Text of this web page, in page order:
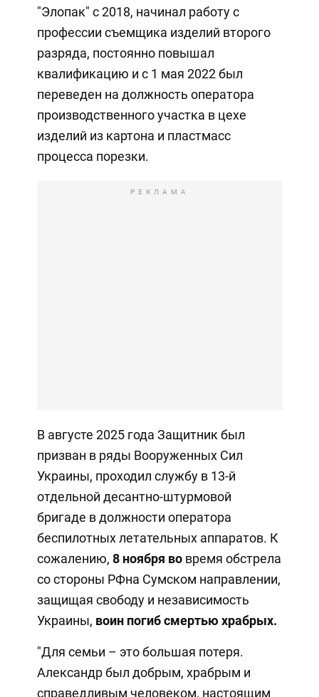
"Элопак" с 2018, начинал работу с
профессии съемщика изделий второго
разряда, постоянно повышал
квалификацию и с 1 мая 2022 был
переведен на должность оператора
производственного участка в цехе
изделий из картона и пластмасс
процесса порезки.
РЕКЛАМА
В августе 2025 года Защитник был
призван в ряды Вооруженных Сил
Украины, проходил службу в 13-й
отдельной десантно-штурмовой
бригаде в должности оператора
беспилотных летательных аппаратов. К
сожалению, 8 ноября вовремя обстрела
со стороны РФна Сумском направлении,
защищая свободу и независимость
Украины, воин погиб смертью храбрых.
"Для семьи – это большая потеря.
Александр был добрым, храбрым и
справедливым человеком, настоящим